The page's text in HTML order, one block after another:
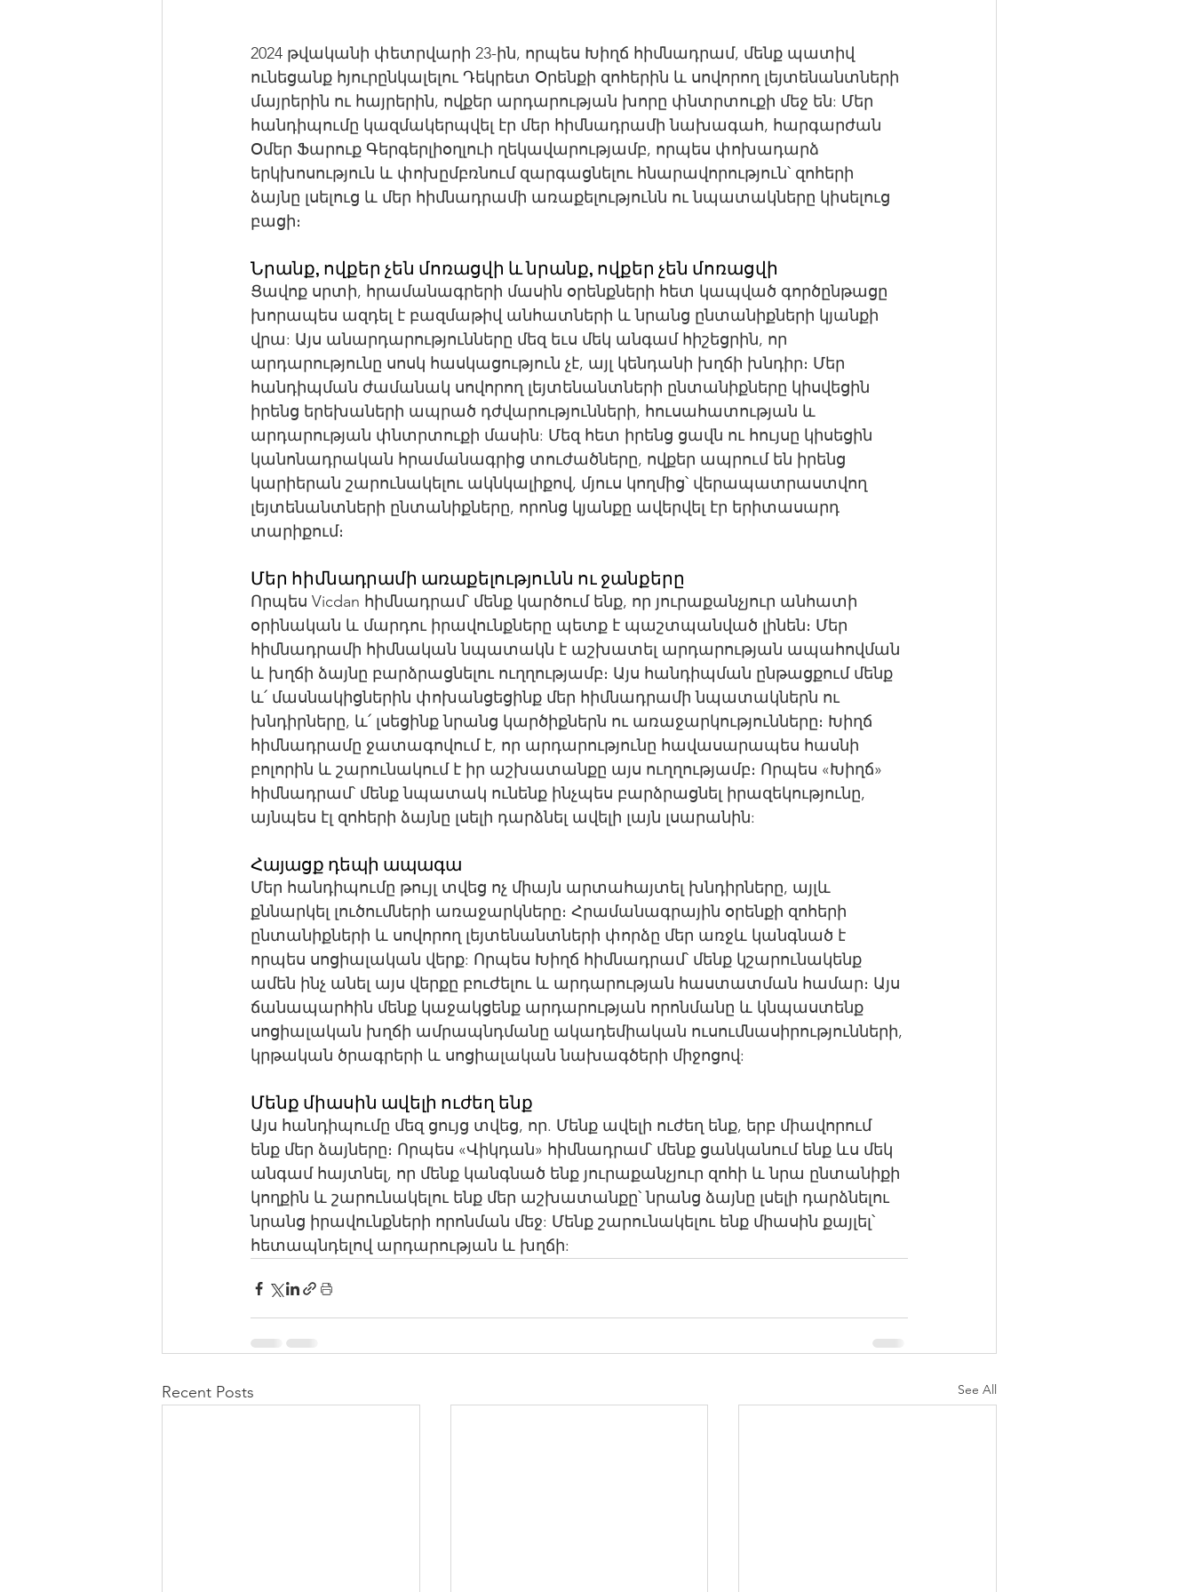
2024 թվականի փետրվարի 23-ին, որպես Խիղճ հիմնադրամ, մենք պատիվ
ունեցանք հյուրընկալելու Դեկրետ Օրենքի զոհերին և սովորող լեյտենանտների
մայրերին ու հայրերին, ովքեր արդարության խորը փնտրտուքի մեջ են: Մեր
հանդիպումը կազմակերպվել էր մեր հիմնադրամի նախագահ, հարգարժան
Օմեր Ֆարուք Գերգերլիօղլուի ղեկավարությամբ, որպես փոխադարձ
երկխոսություն և փոխըմբռնում զարգացնելու հնարավորություն՝ զոհերի
ձայնը լսելուց և մեր հիմնադրամի առաքելությունն ու նպատակները կիսելուց
բացի։
Նրանք, ովքեր չեն մոռացվի և նրանք, ովքեր չեն մոռացվի
Ցավոք սրտի, հրամանագրերի մասին օրենքների հետ կապված գործընթացը
խորապես ազդել է բազմաթիվ անհատների և նրանց ընտանիքների կյանքի
վրա: Այս անարդարությունները մեզ եւս մեկ անգամ հիշեցրին, որ
արդարությունը սոսկ հասկացություն չէ, այլ կենդանի խղճի խնդիր։ Մեր
հանդիպման ժամանակ սովորող լեյտենանտների ընտանիքները կիսվեցին
իրենց երեխաների ապրած դժվարությունների, հուսահատության և
արդարության փնտրտուքի մասին: Մեզ հետ իրենց ցավն ու հույսը կիսեցին
կանոնադրական հրամանագրից տուժածները, ովքեր ապրում են իրենց
կարիերան շարունակելու ակնկալիքով, մյուս կողմից՝ վերապատրաստվող
լեյտենանտների ընտանիքները, որոնց կյանքը ավերվել էր երիտասարդ
տարիքում։
Մեր հիմնադրամի առաքելությունն ու ջանքերը
Որպես Vicdan հիմնադրամ՝ մենք կարծում ենք, որ յուրաքանչյուր անհատի
օրինական և մարդու իրավունքները պետք է պաշտպանված լինեն։ Մեր
հիմնադրամի հիմնական նպատակն է աշխատել արդարության ապահովման
և խղճի ձայնը բարձրացնելու ուղղությամբ։ Այս հանդիպման ընթացքում մենք
և՛ մասնակիցներին փոխանցեցինք մեր հիմնադրամի նպատակներն ու
խնդիրները, և՛ լսեցինք նրանց կարծիքներն ու առաջարկությունները։ Խիղճ
հիմնադրամը ջատագովում է, որ արդարությունը հավասարապես հասնի
բոլորին և շարունակում է իր աշխատանքը այս ուղղությամբ։ Որպես «Խիղճ»
հիմնադրամ՝ մենք նպատակ ունենք ինչպես բարձրացնել իրազեկությունը,
այնպես էլ զոհերի ձայնը լսելի դարձնել ավելի լայն լսարանին:
Հայացք դեպի ապագա
Մեր հանդիպումը թույլ տվեց ոչ միայն արտահայտել խնդիրները, այլև
քննարկել լուծումների առաջարկները։ Հրամանագրային օրենքի զոհերի
ընտանիքների և սովորող լեյտենանտների փորձը մեր առջև կանգնած է
որպես սոցիալական վերք: Որպես Խիղճ հիմնադրամ՝ մենք կշարունակենք
ամեն ինչ անել այս վերքը բուժելու և արդարության հաստատման համար։ Այս
ճանապարհին մենք կաջակցենք արդարության որոնմանը և կնպաստենք
սոցիալական խղճի ամրապնդմանը ակադեմիական ուսումնասիրությունների,
կրթական ծրագրերի և սոցիալական նախագծերի միջոցով:
Մենք միասին ավելի ուժեղ ենք
Այս հանդիպումը մեզ ցույց տվեց, որ. Մենք ավելի ուժեղ ենք, երբ միավորում
ենք մեր ձայները։ Որպես «Վիկդան» հիմնադրամ՝ մենք ցանկանում ենք ևս մեկ
անգամ հայտնել, որ մենք կանգնած ենք յուրաքանչյուր զոհի և նրա ընտանիքի
կողքին և շարունակելու ենք մեր աշխատանքը՝ նրանց ձայնը լսելի դարձնելու
նրանց իրավունքների որոնման մեջ: Մենք շարունակելու ենք միասին քայլել՝
հետապնդելով արդարության և խղճի:
Recent Posts See All